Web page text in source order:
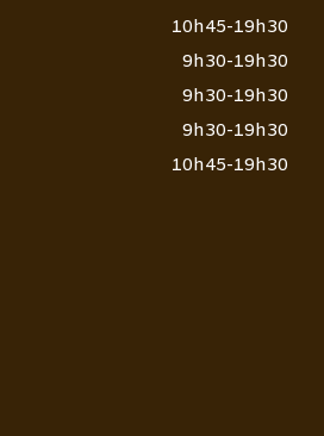
10h45-19h30
9h30-19h30
9h30-19h30
9h30-19h30
10h45-19h30